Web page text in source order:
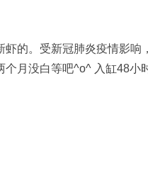
的。受新冠肺炎疫情影
月没白等吧^o^ 入缸48